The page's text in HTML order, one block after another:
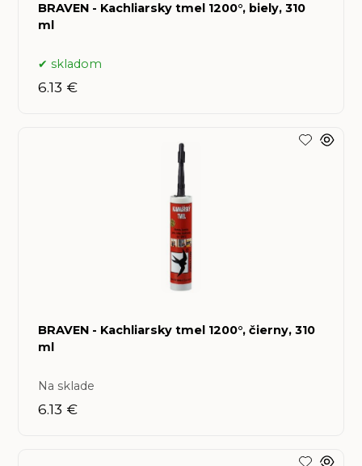
BRAVEN - Kachliarsky tmel 1200°, biely, 310
ml
skladom
6.13 €
BRAVEN - Kachliarsky tmel 1200°, čierny, 310
ml
Na sklade
6.13 €